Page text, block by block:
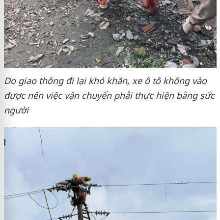
Do giao thông đi lại khó khăn, xe ô tô không vào
được nên việc vận chuyển phải thực hiện bằng sức
người